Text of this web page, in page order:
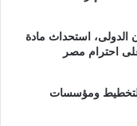
الدولى، استحداث مادة
التخطيط ومؤسسات